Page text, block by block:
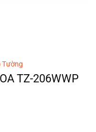
Tường
TZ-206WWP